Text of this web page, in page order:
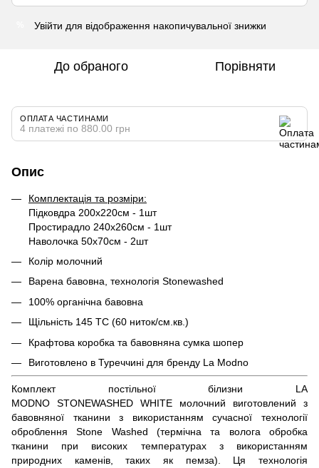
Увійти для відображення накопичувальної знижки
До обраного Порівняти
ОПЛАТА ЧАСТИНАМИ
4 платежі по 880.00 грн
Опис
Комплектація та розміри:
Підковдра 200х220см - 1шт
Простирадло 240х260см - 1шт
Наволочка 50х70см - 2шт
Колір молочний
Варена бавовна, технологія Stonewashed
100% органічна бавовна
Щільність 145 ТС (60 ниток/см.кв.)
Крафтова коробка та бавовняна сумка шопер
Виготовлено в Туреччині для бренду La Modno
Комплект постільної білизни LA
MODNO STONEWASHED WHITE молочний виготовлений з
бавовняної тканини з використанням сучасної технології
оброблення Stone Washed (термічна та волога обробка
тканини при високих температурах з використанням
природних каменів, таких як пемза). Ця технологія